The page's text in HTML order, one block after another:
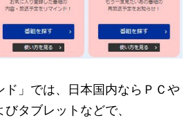
ド」では、日本国内ならＰＣや
タブレットなどで、